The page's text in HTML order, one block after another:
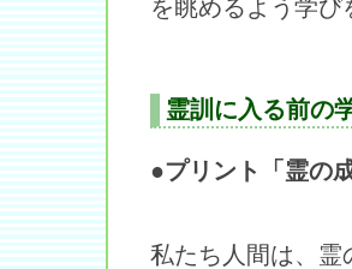
を眺めるよう学び
霊訓に入る前の
●プリント「霊の
私たち人間は、霊